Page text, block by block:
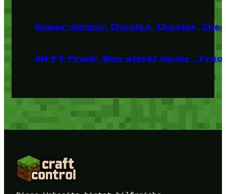
Gamer-Jargon: Cheaten, Cheater,
Alt-F4-Prank: Was steckt hinter